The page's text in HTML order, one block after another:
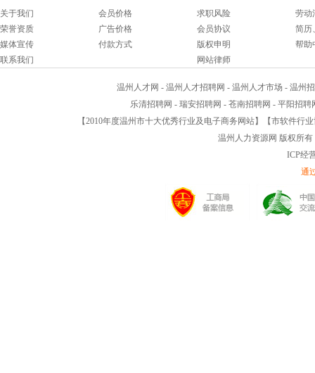
关于我们
荣誉资质
媒体宣传
联系我们
会员价格
广告价格
付款方式
求职风险
会员协议
版权申明
网站律师
劳动
简历
帮助
温州人才网 - 温州人才招聘网 - 温州人才市场 - 温州
乐清招聘网 - 瑞安招聘网 - 苍南招聘网 - 平阳招
【2010年度温州市十大优秀行业及电子商务网站】【市软件
温州人力资源网 版权所有
ICP经
通